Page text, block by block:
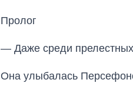
Пролог
— Даже среди
Она улыбалась